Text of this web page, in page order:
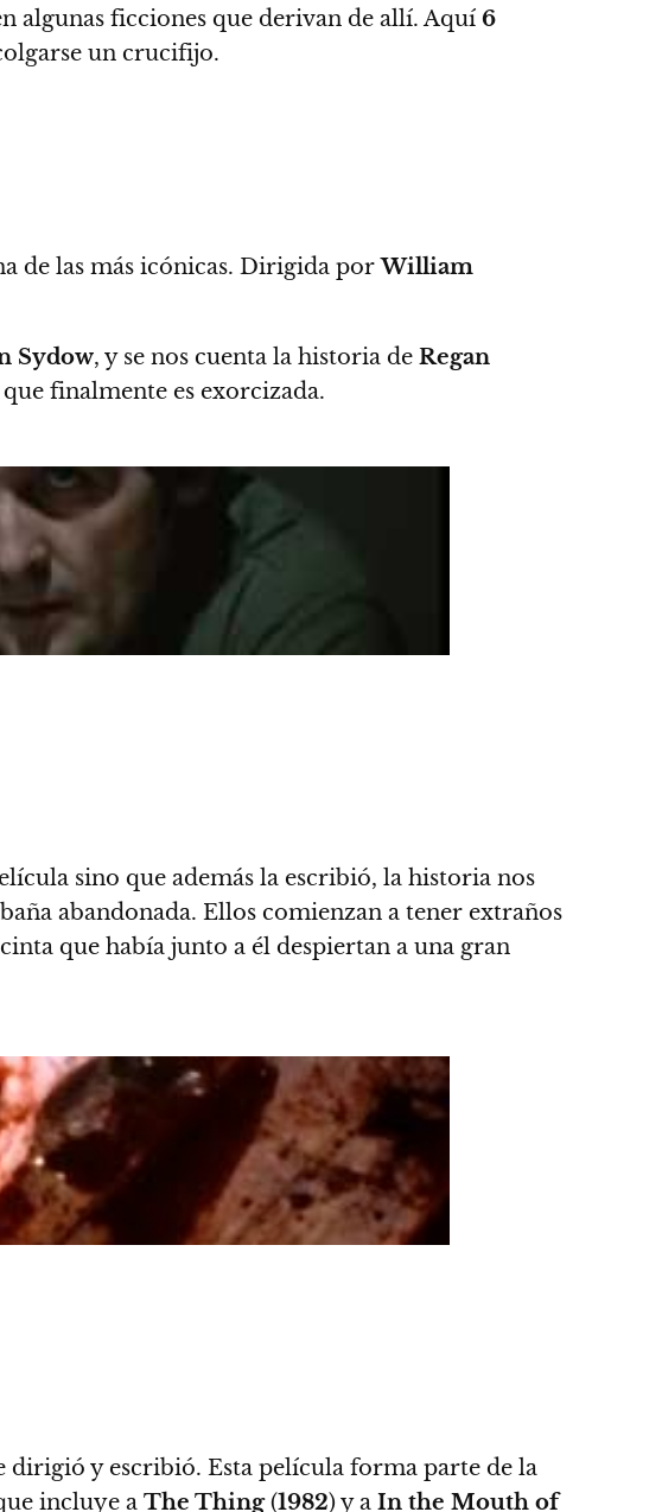
algunas ficciones que derivan de allí. Aquí 6
un crucifijo.
de las más icónicas. Dirigida porWilliam
Sydow, y se nos cuenta la historia de Regan
finalmente es exorcizada.
sino que además la escribió, la historia nos
abandonada. Ellos comienzan a tener extraños
que había junto a él despiertan a una gran
dirigió y escribió. Esta película forma parte de la
incluye a The Thing(1982) y a In the Mouth of